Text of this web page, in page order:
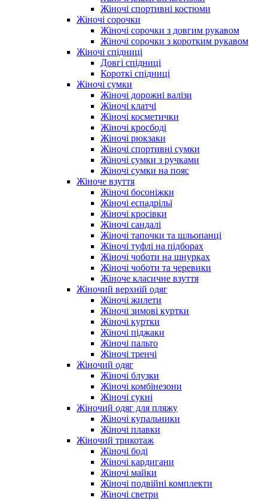
Жіночі спортивні костюми
Жіночі сорочки
Жіночі сорочки з довгим рукавом
Жіночі сорочки з коротким рукавом
Жіночі спідниці
Довгі спідниці
Короткі спідниці
Жіночі сумки
Жіночі дорожні валізи
Жіночі клатчі
Жіночі косметички
Жіночі кросбоді
Жіночі рюкзаки
Жіночі спортивні сумки
Жіночі сумки з ручками
Жіночі сумки на пояс
Жіноче взуття
Жіночі босоніжки
Жіночі еспадрільї
Жіночі кросівки
Жіночі сандалі
Жіночі тапочки та шльопанці
Жіночі туфлі на підборах
Жіночі чоботи на шнурках
Жіночі чоботи та черевики
Жіноче класичне взуття
Жіночий верхній одяг
Жіночі жилети
Жіночі зимові куртки
Жіночі куртки
Жіночі піджаки
Жіночі пальто
Жіночі тренчі
Жіночий одяг
Жіночі блузки
Жіночі комбінезони
Жіночі сукні
Жіночий одяг для пляжу
Жіночі купальники
Жіночі плавки
Жіночий трикотаж
Жіночі боді
Жіночі кардигани
Жіночі майки
Жіночі подвійні комплекти
Жіночі светри